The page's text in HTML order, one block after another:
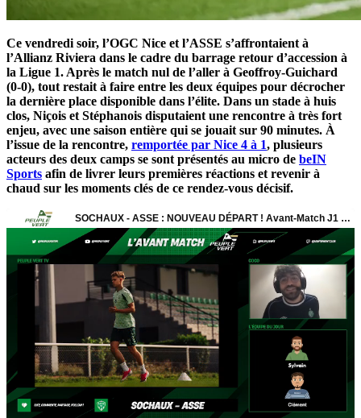
Ce vendredi soir, l’OGC Nice et l’ASSE s’affrontaient à
l’Allianz Riviera dans le cadre du barrage retour d’accession à
la Ligue 1. Après le match nul de l’aller à Geoffroy-Guichard
(0-0), tout restait à faire entre les deux équipes pour décrocher
la dernière place disponible dans l’élite. Dans un stade à huis
clos, Niçois et Stéphanois disputaient une rencontre à très fort
enjeu, avec une saison entière qui se jouait sur 90 minutes. À
l’issue de la rencontre, remportée par Nice 4 à 1, plusieurs
acteurs des deux camps se sont présentés au micro de beIN
Sports afin de livrer leurs premières réactions et revenir à
chaud sur les moments clés de ce rendez-vous décisif.